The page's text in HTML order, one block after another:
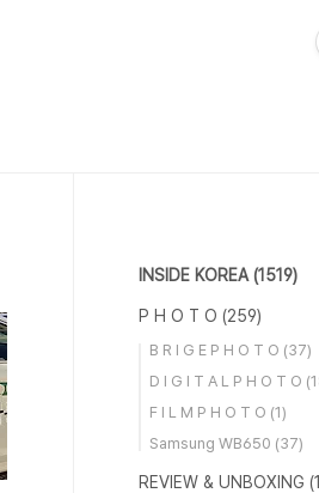
INSIDE KOREA (1519)
P H O T O (259)
B R I G E P H O T O (37)
D I G I T A L P H O T O
F I L M P H O T O (1)
Samsung WB650 (37)
REVIEW & UNBOXING